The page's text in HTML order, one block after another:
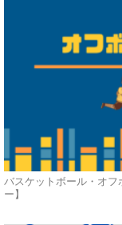
バスケットボール・オ
ー】